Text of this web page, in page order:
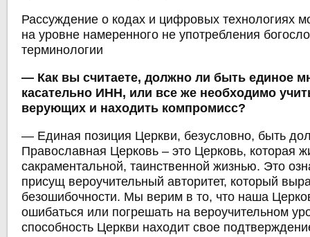
Рассуждение о кодах и цифровых технологиях
на уровне намеренного не употребления
терминологии
― Как вы считаете, должно ли быть единое
касательно ИНН, или все же необходимо
верующих и находить компромисс?
― Единая позиция Церкви, безусловно, быть
Православная Церковь – это Церковь, которая
сакраментальной, таинственной жизнью. Это
присущ вероучительный авторитет, который
безошибочности. Мы верим в то, что наша
ошибаться или погрешать на вероучительном
способность Церкви находит свое